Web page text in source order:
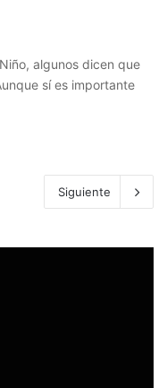
algunos dicen que
sí es importante
Siguiente